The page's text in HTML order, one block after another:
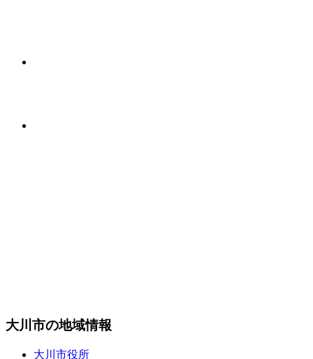
大川市の地域情報
大川市役所